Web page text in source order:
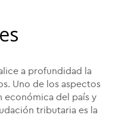
a profundidad la
Uno de los aspectos
económica del país y
tributaria es la